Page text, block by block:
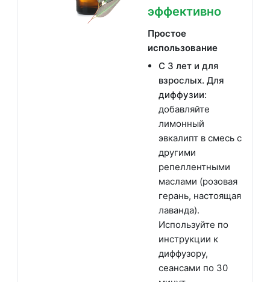
эффективно
Простое
использование
С 3 лет и для
взрослых. Для
диффузии:
добавляйте
лимонный
эвкалипт в смесь с
другими
репеллентными
маслами (розовая
герань, настоящая
лаванда).
Используйте по
инструкции к
диффузору,
сеансами по 30